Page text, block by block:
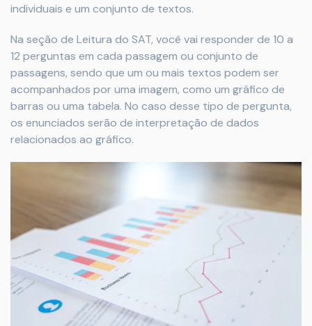
individuais e um conjunto de textos.
Na seção de Leitura do SAT, você vai responder de 10 a
12 perguntas em cada passagem ou conjunto de
passagens, sendo que um ou mais textos podem ser
acompanhados por uma imagem, como um gráfico de
barras ou uma tabela. No caso desse tipo de pergunta,
os enunciados serão de interpretação de dados
relacionados ao gráfico.